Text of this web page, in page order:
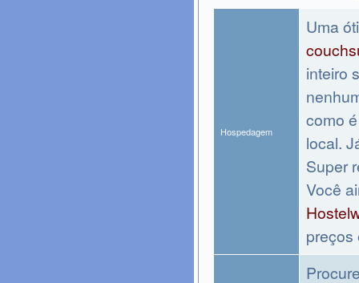
Hospedagem
Uma
inteiro
como
local.
Super
Você
preços